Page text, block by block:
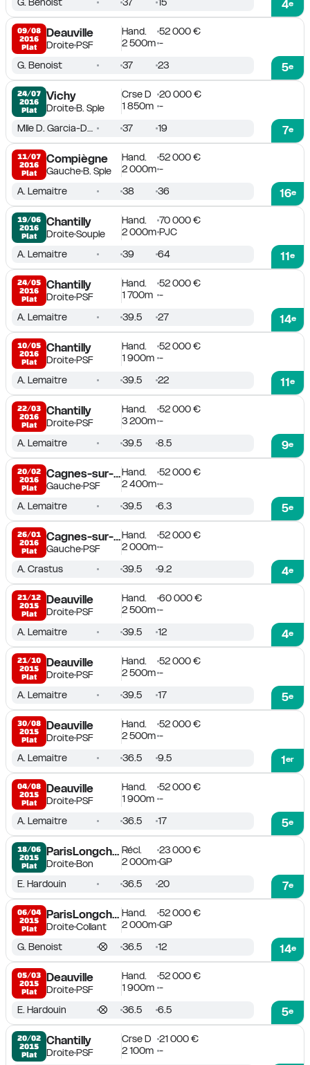
4e
09/08
2016
Plat
Deauville
DroitePSF
Hand.
52 000 €
2 500m -
5e
G. Benoist 37 23
24/07
2016
Plat
Vichy
DroiteB. Sple
Crse D
20 000 €
1 850m -
7e
Mlle D. Garcia-Dubois 37 19
11/07
2016
Plat
Compiègne
GaucheB. Sple
Hand.
52 000 €
2 000m -
16e
A. Lemaitre 38 36
19/06
2016
Plat
Chantilly
DroiteSouple
Hand.
70 000 €
2 000m PJC
11e
A. Lemaitre 39 64
24/05
2016
Plat
Chantilly
DroitePSF
Hand.
52 000 €
1 700m -
14e
A. Lemaitre 39.5 27
10/05
2016
Plat
Chantilly
DroitePSF
Hand.
52 000 €
1 900m -
11e
A. Lemaitre 39.5 22
22/03
2016
Plat
Chantilly
DroitePSF
Hand.
52 000 €
3 200m -
9e
A. Lemaitre 39.5 8.5
20/02
2016
Plat
Cagnes-sur-Mer
GauchePSF
Hand.
52 000 €
2 400m -
5e
A. Lemaitre 39.5 6.3
26/01
2016
Plat
Cagnes-sur-Mer
GauchePSF
Hand.
52 000 €
2 000m -
4e
A. Crastus 39.5 9.2
21/12
2015
Plat
Deauville
DroitePSF
Hand.
60 000 €
2 500m -
4e
A. Lemaitre 39.5 12
21/10
2015
Plat
Deauville
DroitePSF
Hand.
52 000 €
2 500m -
5e
A. Lemaitre 39.5 17
30/08
2015
Plat
Deauville
DroitePSF
Hand.
52 000 €
2 500m -
1er
A. Lemaitre 36.5 9.5
04/08
2015
Plat
Deauville
DroitePSF
Hand.
52 000 €
1 900m -
5e
A. Lemaitre 36.5 17
18/06
2015
Plat
ParisLongchamp
DroiteBon
Récl.
23 000 €
2 000m GP
7e
E. Hardouin 36.5 20
06/04
2015
Plat
ParisLongchamp
DroiteCollant
Hand.
52 000 €
2 000m GP
14e
G. Benoist 36.5 12
05/03
2015
Plat
Deauville
DroitePSF
Hand.
52 000 €
1 900m -
5e
E. Hardouin 36.5 6.5
20/02
2015
Plat
Chantilly
DroitePSF
Crse D
21 000 €
2 100m -